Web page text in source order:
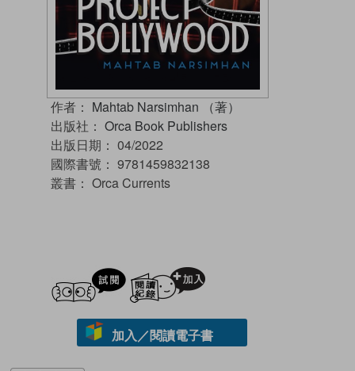
作者： Mahtab Narsimhan （著）
出版社： Orca Book Publishers
出版日期： 04/2022
國際書號： 9781459832138
叢書： Orca Currents
試閲
加入／閱讀電子書